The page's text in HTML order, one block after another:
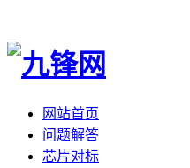
网站首页
问题解答
芯片对标